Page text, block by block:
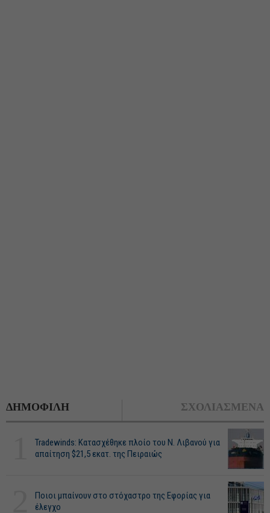
ΔΗΜΟΦΙΛΗ ΣΧΟΛΙΑΣΜΕΝΑ
Tradewinds: Κατασχέθηκε πλοίο του Ν. Λιβανού για
απαίτηση $21,5 εκατ. της Πειραιώς
Ποιοι μπαίνουν στο στόχαστρο της Εφορίας για
έλεγχο